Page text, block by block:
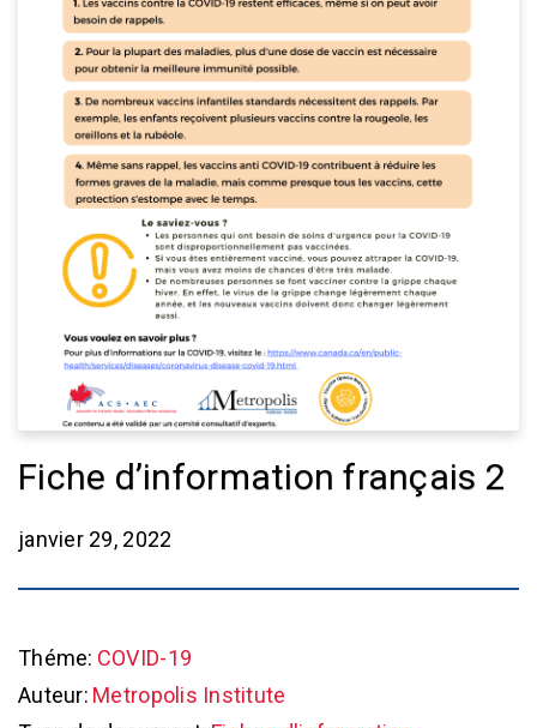
Fiche d’information français 2
janvier 29, 2022
Théme: COVID-19
Auteur: Metropolis Institute